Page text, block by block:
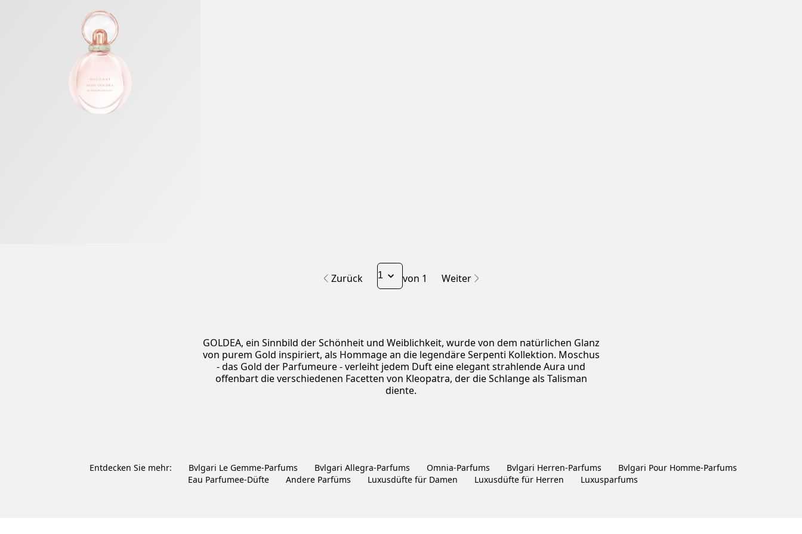
Zurück von 1 Weiter
GOLDEA, ein Sinnbild der Schönheit und Weiblichkeit, wurde von dem natürlichen Glanz
von purem Gold inspiriert, als Hommage an die legendäre Serpenti Kollektion. Moschus
- das Gold der Parfumeure - verleiht jedem Duft eine elegant strahlende Aura und
offenbart die verschiedenen Facetten von Kleopatra, der die Schlange als Talisman
diente.
Entdecken Sie mehr: Bvlgari Le Gemme-Parfums Bvlgari Allegra-Parfums Omnia-Parfums Bvlgari Herren-Parfums
Bvlgari Pour Homme-Parfums
Eau Parfumee-Düfte
Andere Parfüms Luxusdüfte für Damen Luxusdüfte für Herren Luxusparfums